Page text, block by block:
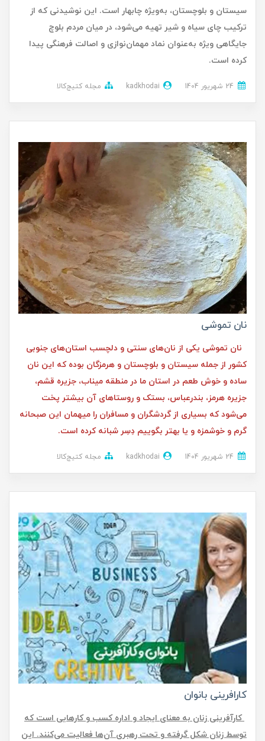
سیستان و بلوچستان، به‌ویژه چابهار است. این نوشیدنی که از
ترکیب چای سیاه و شیر تهیه می‌شود، در میان مردم بلوچ
جایگاهی ویژه به‌عنوان نماد مهمان‌نوازی و اصالت فرهنگی پیدا
کرده است.
kadkhodai مجله کتیج‌کالا
نان تموشی
نان تموشی یکی از نان‌های سنتی و دلچسب استان‌های جنوبی
کشور از جمله سیستان و بلوچستان و هرمزگان بوده که این نان
ساده و خوش طعم در استان ما در منطقه میناب، جزیره قشم،
جزیره هرمز، بندرعباس، بستک و روستا‌های آن بیشتر پخت
می‌شود که بسیاری از گردشگران و مسافران را میهمان این صبحانه
گرم و خوشمزه و یا بهتر بگوییم دِسِر شبانه کرده است.
kadkhodai مجله کتیج‌کالا
کارافرینی بانوان
کارآفرینی زنان به معنای ایجاد و اداره کسب و کارهایی است که
توسط زنان شکل گرفته و تحت رهبری آن‌ها فعالیت می‌کنند. این